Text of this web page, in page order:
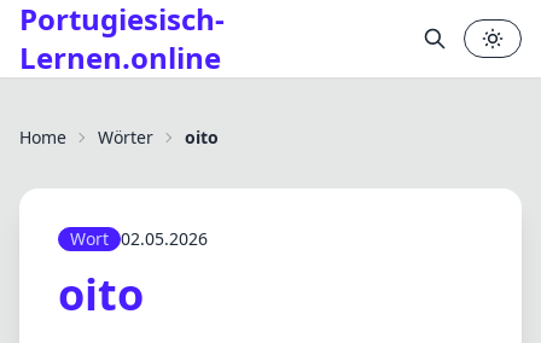
Portugiesisch-
Lernen.online
Home Wörter oito
Wort 02.05.2026
oito